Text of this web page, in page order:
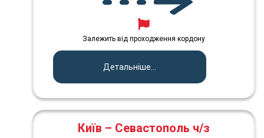
Залежить від проходження кордону
Детальніше...
Київ – Севастополь ч/з